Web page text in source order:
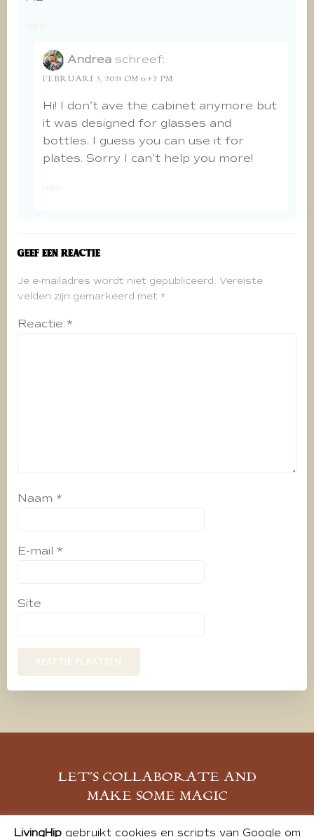
reply
Andrea schreef:
FEBRUARI 3, 2021 OM 6:42 PM
Hi! I don’t ave the cabinet anymore but
it was designed for glasses and
bottles. I guess you can use it for
plates. Sorry I can’t help you more!
reply
Geef een reactie
Je e-mailadres wordt niet gepubliceerd. Vereiste
velden zijn gemarkeerd met *
Reactie *
Naam *
E-mail *
Site
LET’S COLLABORATE AND
MAKE SOME MAGIC
MELD JE AAN
LivingHipgebruikt cookies en scripts van Google om